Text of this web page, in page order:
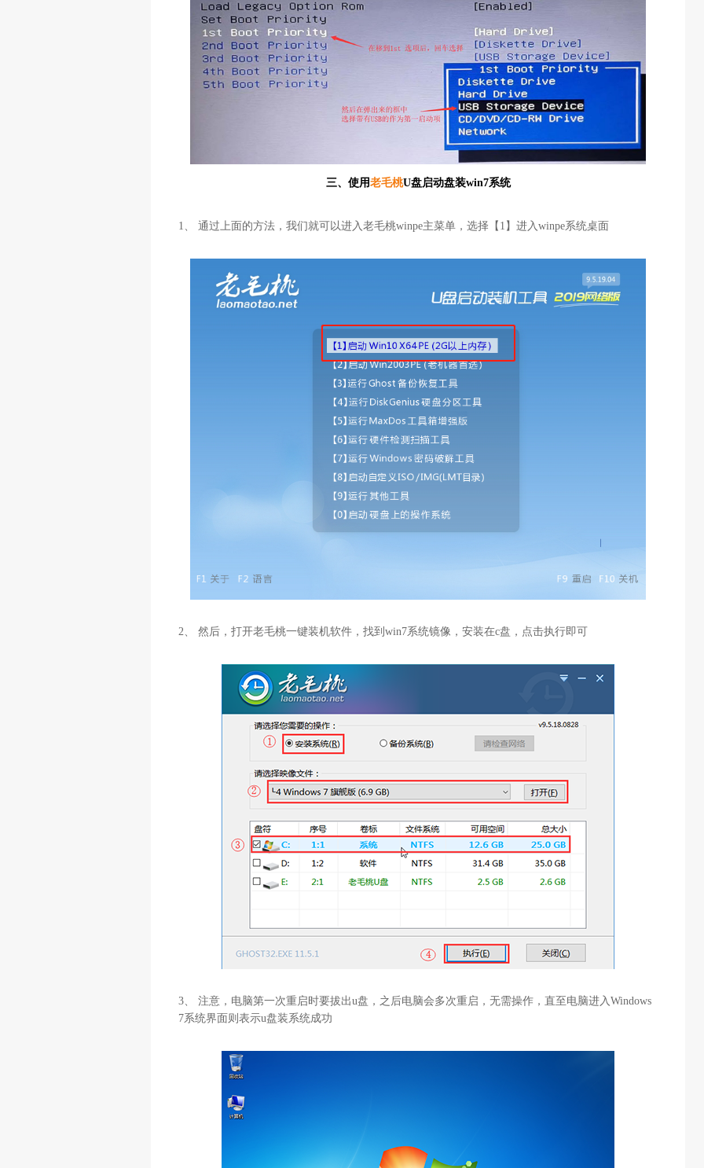
三、使用老毛桃U盘启动盘装win7系统
1、 通过上面的方法，我们就可以进入老毛桃winpe主菜单，选择【1】进入winpe系统桌面
2、 然后，打开老毛桃一键装机软件，找到win7系统镜像，安装在c盘，点击执行即可
3、 注意，电脑第一次重启时要拔出u盘，之后电脑会多次重启，无需操作，直至电脑进入Windows
7系统界面则表示u盘装系统成功